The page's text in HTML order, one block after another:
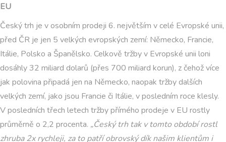
EU
Český trh je v osobním prodeji 6. největším v celé Evropské unii,
před ČR je jen 5 velkých evropských zemí: Německo, Francie,
Itálie, Polsko a Španělsko. Celkově tržby v Evropské unii loni
dosáhly 32 miliard dolarů (přes 700 miliard korun), z čehož více
jak polovina připadá jen na Německo, naopak tržby dalších
velkých zemí, jako jsou Francie či Itálie, v posledním roce klesly.
V posledních třech letech tržby přímého prodeje v EU rostly
průměrně o 2,2 procenta. „Český trh tak v tomto období rostl
zhruba 2x rychleji, za to patří obrovský dík našim klientům i